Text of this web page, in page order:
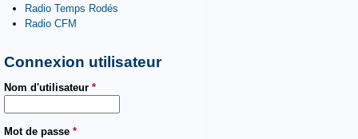
Radio Temps Rodés
Radio CFM
Connexion utilisateur
Nom d'utilisateur *
Mot de passe *